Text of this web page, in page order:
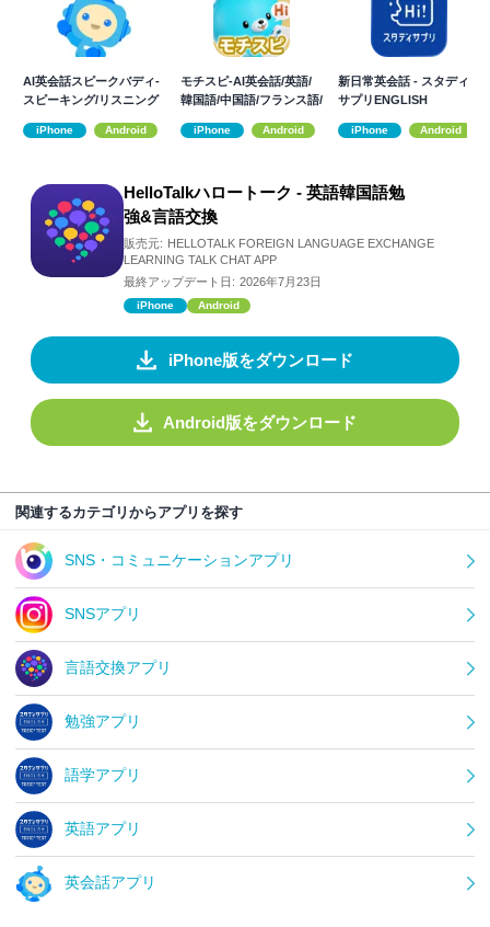
AI英会話スピークバディ-
スピーキング/リスニング
iPhone Android
モチスピ-AI英会話/英語/
韓国語/中国語/フランス語/
iPhone Android
新日常英会話 - スタディ
サプリENGLISH
iPhone Android
HelloTalkハロートーク - 英語韓国語勉
強&言語交換
販売元: HELLOTALK FOREIGN LANGUAGE EXCHANGE
LEARNING TALK CHAT APP
最終アップデート日: 2026年7月23日
iPhone Android
iPhone版をダウンロード
Android版をダウンロード
関連するカテゴリからアプリを探す
SNS・コミュニケーションアプリ
SNSアプリ
言語交換アプリ
勉強アプリ
語学アプリ
英語アプリ
英会話アプリ